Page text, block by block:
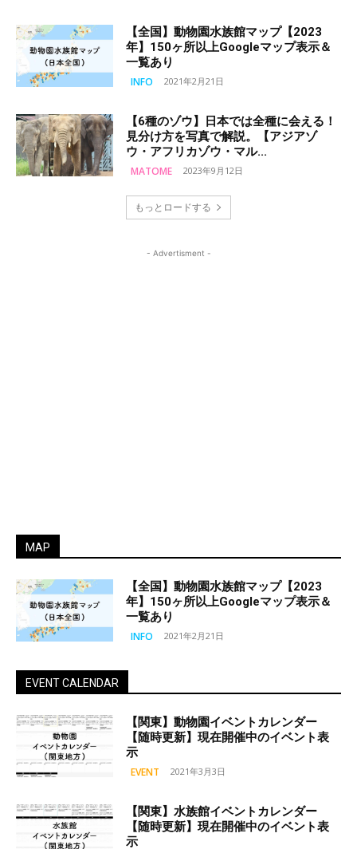
【全国】動物園水族館マップ【2023
年】150ヶ所以上Googleマップ表示＆
一覧あり
INFO 2021年2月21日
【6種のゾウ】日本では全種に会える！
見分け方を写真で解説。【アジアゾ
ウ・アフリカゾウ・マル...
MATOME 2023年9月12日
もっとロードする
- Advertisment -
MAP
【全国】動物園水族館マップ【2023
年】150ヶ所以上Googleマップ表示＆
一覧あり
INFO 2021年2月21日
EVENT CALENDAR
【関東】動物園イベントカレンダー
【随時更新】現在開催中のイベント表
示
EVENT 2021年3月3日
【関東】水族館イベントカレンダー
【随時更新】現在開催中のイベント表
示